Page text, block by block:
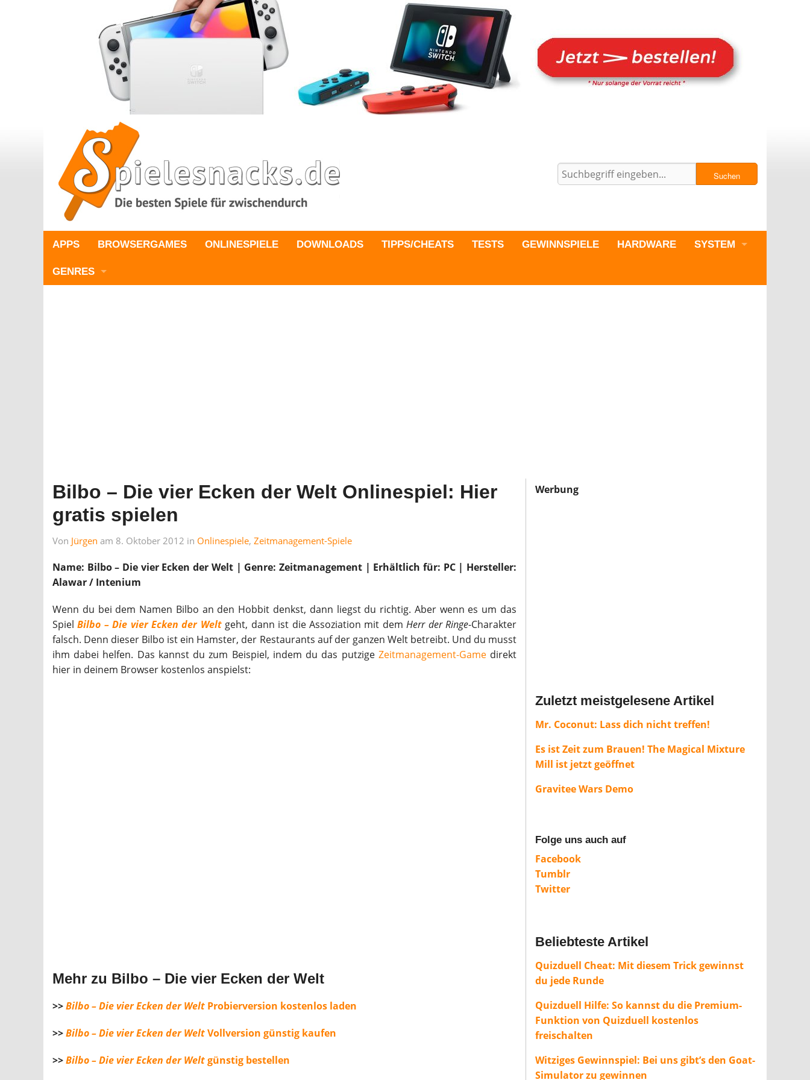
Suchen
APPS BROWSERGAMES ONLINESPIELE DOWNLOADS TIPPS/CHEATS TESTS GEWINNSPIELE HARDWARE SYSTEM
GENRES
Bilbo – Die vier Ecken der Welt Onlinespiel: Hier
gratis spielen
Von Jürgen am 8. Oktober 2012 in Onlinespiele, Zeitmanagement-Spiele
Name: Bilbo – Die vier Ecken der Welt | Genre: Zeitmanagement | Erhältlich für: PC | Hersteller:
Alawar / Intenium
Wenn du bei dem Namen Bilbo an den Hobbit denkst, dann liegst du richtig. Aber wenn es um das
SpielBilbo – Die vier Ecken der Weltgeht, dann ist die Assoziation mit demHerr der Ringe-Charakter
falsch. Denn dieser Bilbo ist ein Hamster, der Restaurants auf der ganzen Welt betreibt. Und du musst
ihm dabei helfen. Das kannst du zum Beispiel, indem du das putzige Zeitmanagement-Gamedirekt
hier in deinem Browser kostenlos anspielst:
Mehr zu Bilbo – Die vier Ecken der Welt
>>Bilbo – Die vier Ecken der Welt Probierversion kostenlos laden
>>Bilbo – Die vier Ecken der WeltVollversion günstig kaufen
>>Bilbo – Die vier Ecken der Weltgünstig bestellen
Werbung
Zuletzt meistgelesene Artikel
Mr. Coconut: Lass dich nicht treffen!
Es ist Zeit zum Brauen! The Magical Mixture
Mill ist jetzt geöffnet
Gravitee Wars Demo
Folge uns auch auf
Facebook
Tumblr
Twitter
Beliebteste Artikel
Quizduell Cheat: Mit diesem Trick gewinnst
du jede Runde
Quizduell Hilfe: So kannst du die Premium-
Funktion von Quizduell kostenlos
freischalten
Witziges Gewinnspiel: Bei uns gibt’s den Goat-
Simulator zu gewinnen